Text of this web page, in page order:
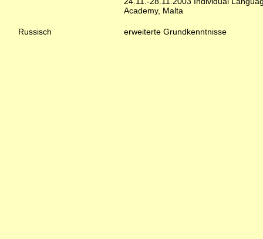
Academy, Malta
Russisch erweiterte Grundkenntnisse